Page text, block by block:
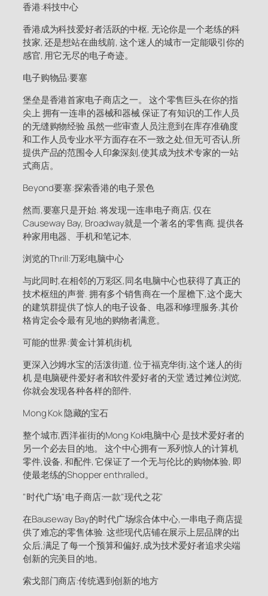
香港:科技中心
香港成为科技爱好者活跃的中枢, 无论你是一个老练的科
技家, 还是想站在曲线前, 这个迷人的城市一定能吸引你的
感官, 用它无尽的电子奇迹。
电子购物品:要塞
堡垒是香港首家电子商店之一。 这个零售巨头在你的指
尖上 拥有一连串的器械和器械 保证了有知识的工作人员
的无缝购物经验 虽然一些审查人员注意到在库存准确度
和工作人员专业水平方面存在不一致之处,但无可否认,所
提供产品的范围令人印象深刻,使其成为技术专家的一站
式商店。
Beyond要塞:探索香港的电子景色
然而,要塞只是开始. 将发现一连串电子商店, 仅在
Causeway Bay, Broadway就是一个著名的零售商, 提供各
种家用电器、手机和笔记本,
浏览的Thrill:万彩电脑中心
与此同时,在相邻的万彩区,同名电脑中心也获得了真正的
技术枢纽的声誉. 拥有多个销售商在一个屋檐下,这个庞大
的建筑群提供了惊人的电子设备、电器和修理服务,其价
格肯定会令最有见地的购物者满意。
可能的世界:黄金计算机街机
更深入沙姆水宝的活泼街道, 位于福克华街,这个迷人的街
机 是电脑硬件爱好者和软件爱好者的天堂 透过摊位浏览,
你就会发现各种各样的部件,
Mong Kok 隐藏的宝石
整个城市,西洋崔街的Mong Kok电脑中心 是技术爱好者的
另一个必去目的地。 这个中心拥有一系列惊人的计算机
零件,设备, 和配件, 它保证了一个无与伦比的购物体验, 即
使最老练的Shopper enthralled。
"时代广场"电子商店:一款"现代之花"
在Bauseway Bay的时代广场综合体中心,一串电子商店提
供了难忘的零售体验. 这些现代店铺在展示上层品牌的出
众后,满足了每一个预算和偏好,成为技术爱好者追求尖端
创新的完美目的地。
索戈部门商店:传统遇到创新的地方